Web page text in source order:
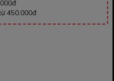
450.000đ